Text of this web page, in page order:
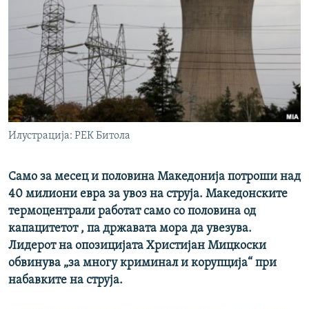
РСЕ веб страници
Илустрација: РЕК Битола
Само за месец и половина Македонија потроши над
40 милиони евра за увоз на струја. Македонските
термоцентрали работат само со половина од
капацитетот , па државата мора да увезува.
Лидерот на опозицијата Христијан Мицкоски
обвинува „за многу криминал и корупција“ при
набавките на струја.